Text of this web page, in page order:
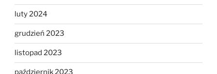
luty 2024
grudzień 2023
listopad 2023
październik 2023